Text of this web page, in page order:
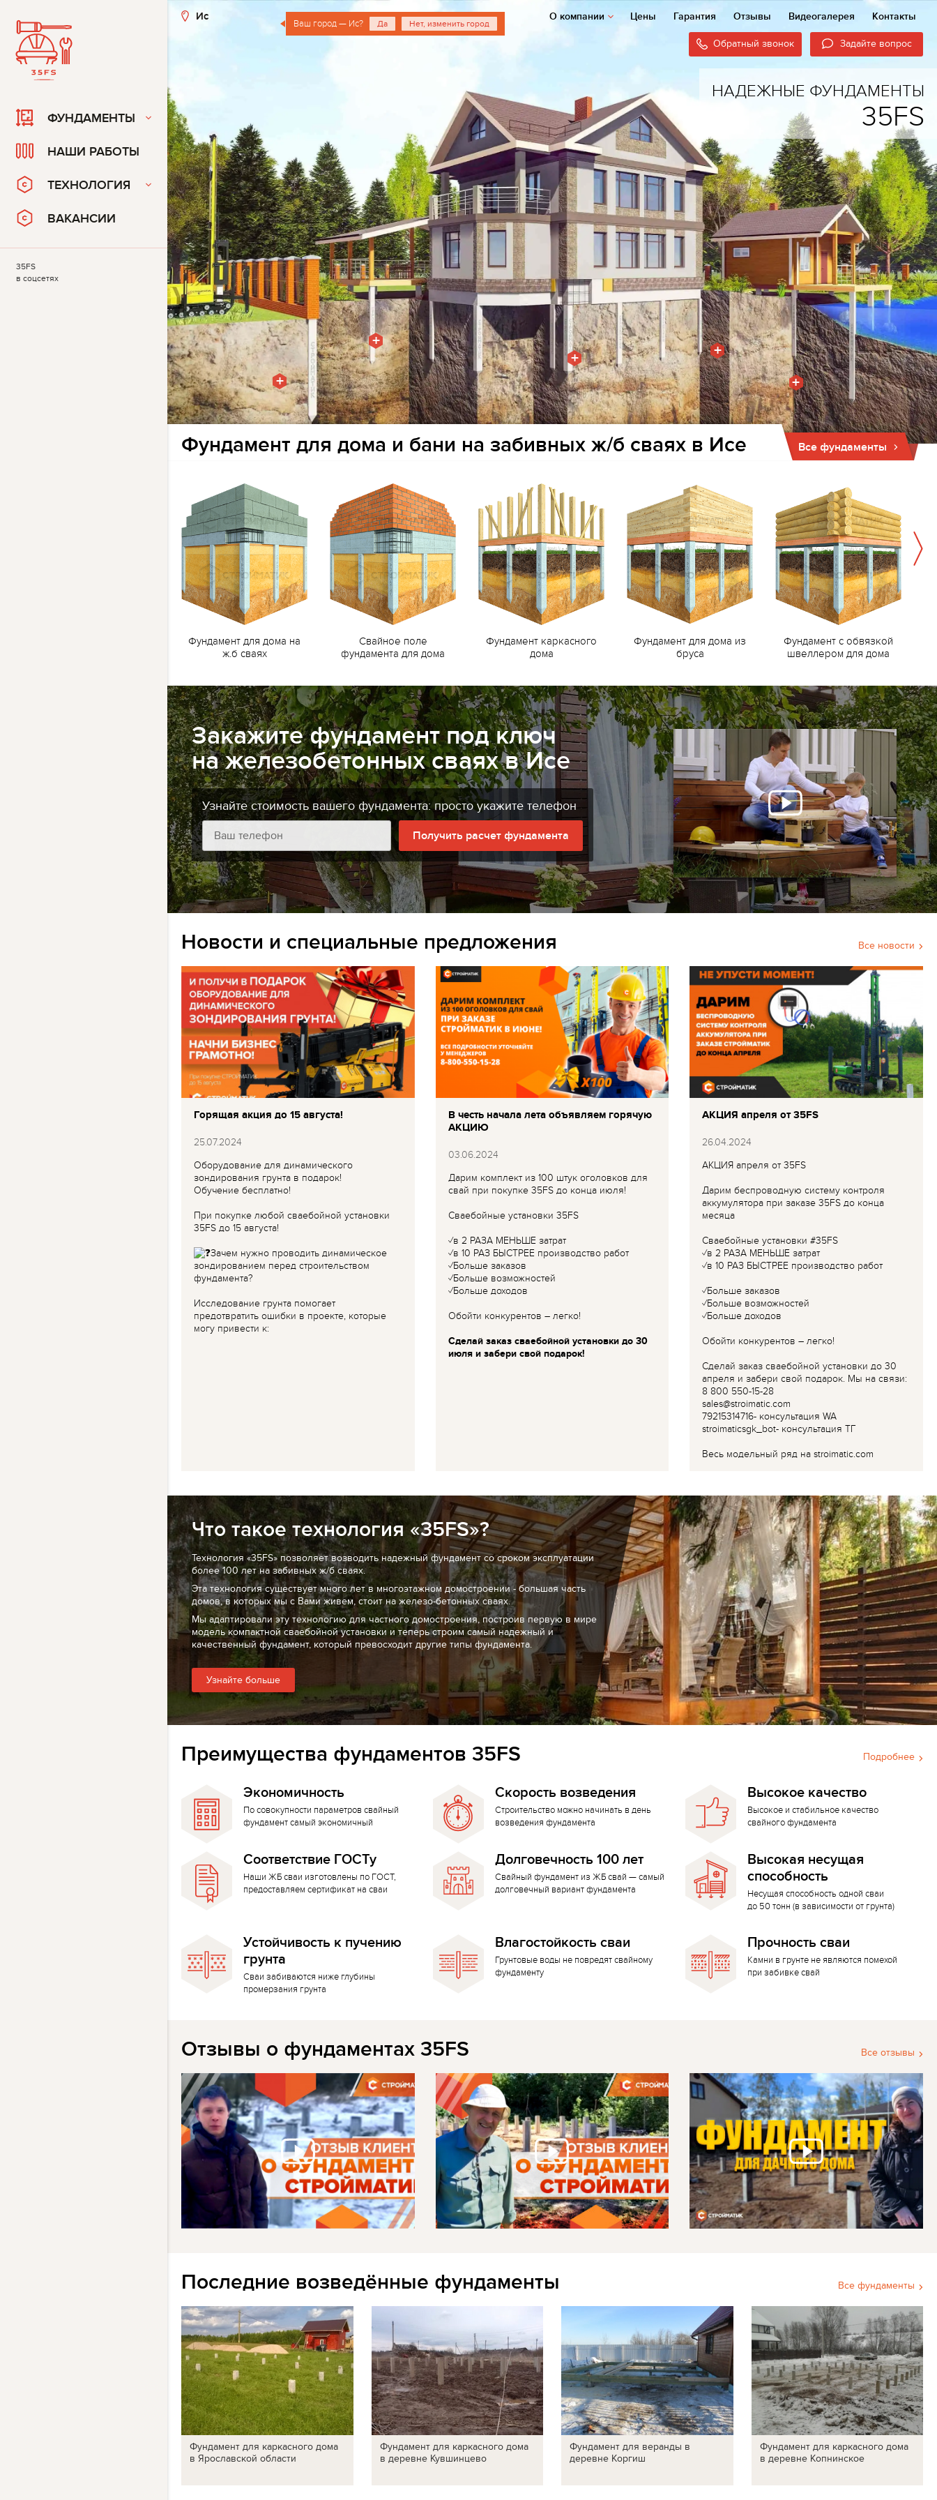
Ис
Ваш город — Ис? Да Нет, изменить город
О компании Цены Гарантия Отзывы Видеогалерея Контакты
Обратный звонок Задайте вопрос
+
+
+
+
+
НАДЕЖНЫЕ ФУНДАМЕНТЫ
35FS
Все фундаменты
Фундамент для дома и бани на забивных ж/б сваях в Исе
Фундамент для дома на
ж.б сваях
Свайное поле
фундамента для дома
Фундамент каркасного
дома
Фундамент для дома из
бруса
Фундамент с обвязкой
швеллером для дома
Закажите фундамент под ключ
на железобетонных сваях в Исе
Узнайте стоимость вашего фундамента: просто укажите телефон
Получить расчет фундамента
Все новости
Новости и специальные предложения
Горящая акция до 15 августа!
25.07.2024
Оборудование для динамического
зондирования грунта в подарок!
Обучение бесплатно!
При покупке любой сваебойной установки
35FS до 15 августа!
Зачем нужно проводить динамическое
зондированием перед строительством
фундамента?
Исследование грунта помогает
предотвратить ошибки в проекте, которые
могу привести к:
В честь начала лета объявляем горячую
АКЦИЮ
03.06.2024
Дарим комплект из 100 штук оголовков для
свай при покупке 35FS до конца июля!
Сваебойные установки 35FS
✓в 2 РАЗА МЕНЬШЕ затрат
✓в 10 РАЗ БЫСТРЕЕ производство работ
✓Больше заказов
✓Больше возможностей
✓Больше доходов
Обойти конкурентов – легко!
Сделай заказ сваебойной установки до 30
июля и забери свой подарок!
АКЦИЯ апреля от 35FS
26.04.2024
АКЦИЯ апреля от 35FS
Дарим беспроводную систему контроля
аккумулятора при заказе 35FS до конца
месяца
Сваебойные установки #35FS
✓в 2 РАЗА МЕНЬШЕ затрат
✓в 10 РАЗ БЫСТРЕЕ производство работ
✓Больше заказов
✓Больше возможностей
✓Больше доходов
Обойти конкурентов – легко!
Сделай заказ сваебойной установки до 30
апреля и забери свой подарок. Мы на связи:
8 800 550-15-28
sales@stroimatic.com
79215314716- консультация WA
stroimaticsgk_bot- консультация ТГ
Весь модельный ряд на stroimatic.com
Что такое технология «35FS»?
Технология «35FS» позволяет возводить надежный фундамент со сроком эксплуатации
более 100 лет на забивных ж/б сваях.
Эта технология существует много лет в многоэтажном домостроении - большая часть
домов, в которых мы с Вами живем, стоит на железо-бетонных сваях.
Мы адаптировали эту технологию для частного домостроения, построив первую в мире
модель компактной сваебойной установки и теперь строим самый надежный и
качественный фундамент, который превосходит другие типы фундамента.
Узнайте больше
Подробнее
Преимущества фундаментов 35FS
Экономичность
По совокупности параметров свайный
фундамент самый экономичный
Скорость возведения
Строительство можно начинать в день
возведения фундамента
Высокое качество
Высокое и стабильное качество
свайного фундамента
Соответствие ГОСТу
Наши ЖБ сваи изготовлены по ГОСТ,
предоставляем сертификат на сваи
Долговечность 100 лет
Свайный фундамент из ЖБ свай — самый
долговечный вариант фундамента
Высокая несущая
способность
Несущая способность одной сваи
до 50 тонн (в зависимости от грунта)
Устойчивость к пучению
грунта
Сваи забиваются ниже глубины
промерзания грунта
Влагостойкость сваи
Грунтовые воды не повредят свайному
фундаменту
Прочность сваи
Камни в грунте не являются помехой
при забивке свай
Все отзывы
Отзывы о фундаментах 35FS
Все фундаменты
Последние возведённые фундаменты
Фундамент для каркасного дома
в Ярославской области
Фундамент для каркасного дома
в деревне Кувшинцево
Фундамент для веранды в
деревне Коргиш
Фундамент для каркасного дома
в деревне Копнинское
ФУНДАМЕНТЫ
НАШИ РАБОТЫ
ТЕХНОЛОГИЯ
ВАКАНСИИ
35FS
в соцсетях